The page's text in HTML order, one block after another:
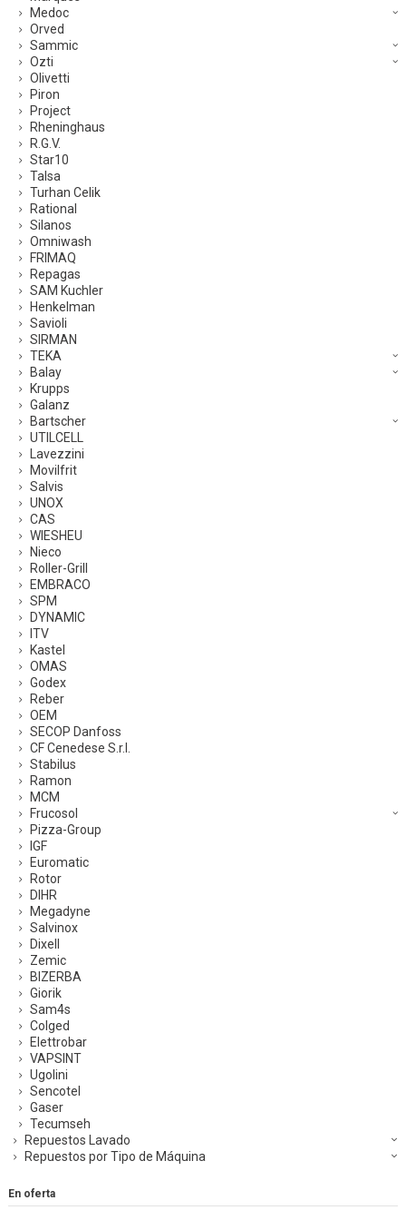
Medoc
Orved
Sammic
Ozti
Olivetti
Piron
Project
Rheninghaus
R.G.V.
Star10
Talsa
Turhan Celik
Rational
Silanos
Omniwash
FRIMAQ
Repagas
SAM Kuchler
Henkelman
Savioli
SIRMAN
TEKA
Balay
Krupps
Galanz
Bartscher
UTILCELL
Lavezzini
Movilfrit
Salvis
UNOX
CAS
WIESHEU
Nieco
Roller-Grill
EMBRACO
SPM
DYNAMIC
ITV
Kastel
OMAS
Godex
Reber
OEM
SECOP Danfoss
CF Cenedese S.r.l.
Stabilus
Ramon
MCM
Frucosol
Pizza-Group
IGF
Euromatic
Rotor
DIHR
Megadyne
Salvinox
Dixell
Zemic
BIZERBA
Giorik
Sam4s
Colged
Elettrobar
VAPSINT
Ugolini
Sencotel
Gaser
Tecumseh
Repuestos Lavado
Repuestos por Tipo de Máquina
En oferta